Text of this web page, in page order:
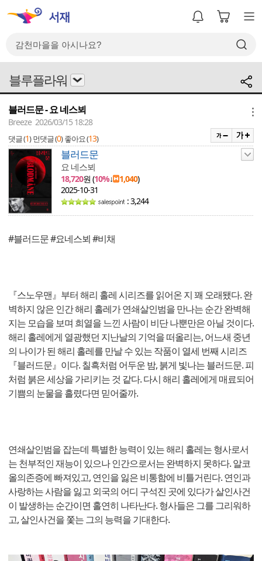
블루플라워
블러드문 - 요 네스뵈
Breeze 2026/03/15 18:28
댓글 (1) 먼댓글 (0) 좋아요 (13)
블러드문
요 네스뵈
18,720원 (10%↓ 1,040)
2025-10-31
: 3,244
#블러드문 #요네스뵈 #비채
『스노우맨』부터 해리 홀레 시리즈를 읽어온 지 꽤 오래됐다. 완
벽하지 않은 인간 해리 홀레가 연쇄살인범을 만나는 순간 완벽해
지는 모습을 보며 희열을 느낀 사람이 비단 나뿐만은 아닐 것이다.
해리 홀레에게 열광했던 지난날의 기억을 떠올리는, 어느새 중년
의 나이가 된 해리 홀레를 만날 수 있는 작품이 열세 번째 시리즈
『블러드문』이다. 칠흑처럼 어두운 밤, 붉게 빛나는 블러드문. 피
처럼 붉은 세상을 가리키는 것 같다. 다시 해리 홀레에게 매료되어
기쁨의 눈물을 흘렸다면 믿어줄까.
연쇄살인범을 잡는데 특별한 능력이 있는 해리 홀레는 형사로서
는 천부적인 재능이 있으나 인간으로서는 완벽하지 못하다. 알코
올의존증에 빠져있고, 연인을 잃은 비통함에 비틀거린다. 연인과
사랑하는 사람을 잃고 외국의 어디 구석진 곳에 있다가 살인사건
이 발생하는 순간이면 홀연히 나타난다. 형사들은 그를 그리워하
고, 살인사건을 쫓는 그의 능력을 기대한다.